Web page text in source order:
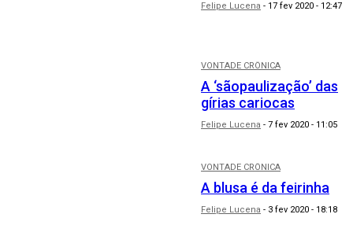
Felipe Lucena - 17 fev 2020 - 12:47
VONTADE CRÔNICA
A ‘sãopaulização’ das
gírias cariocas
Felipe Lucena - 7 fev 2020 - 11:05
VONTADE CRÔNICA
A blusa é da feirinha
Felipe Lucena - 3 fev 2020 - 18:18